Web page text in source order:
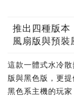
推出四種版本
風扇版與預裝
這款一體式水冷
版與黑色版，更
黑色系主機的玩